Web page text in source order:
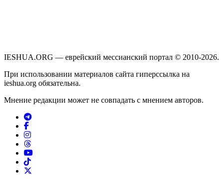
IESHUA.ORG — еврейский мессианский портал © 2010-2026.
При использовании материалов сайта гиперссылка на
ieshua.org обязательна.
Мнение редакции может не совпадать с мнением авторов.